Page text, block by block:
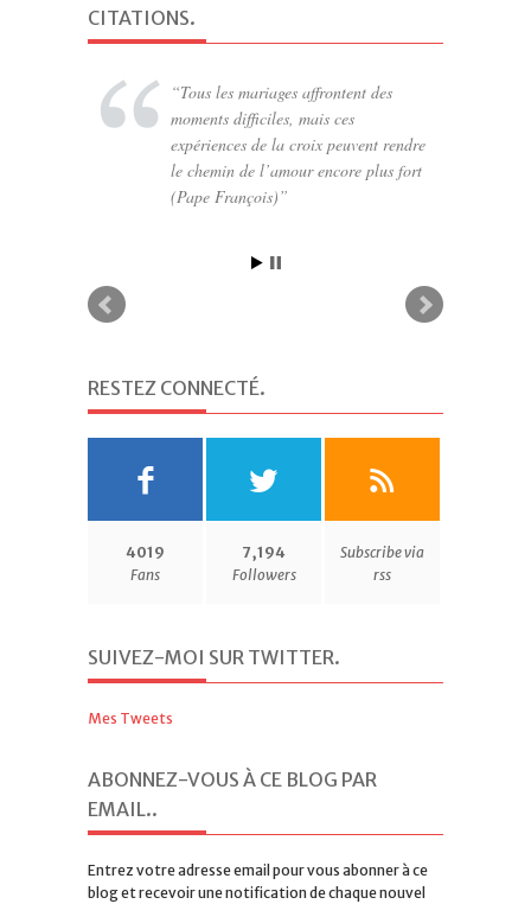
CITATIONS.
Tous les mariages affrontent des
moments difficiles, mais ces
expériences de la croix peuvent rendre
le chemin de l’amour encore plus fort
(Pape François)
RESTEZ CONNECTÉ.
4019
Fans
7,194
Followers
Subscribe via
rss
SUIVEZ-MOI SUR TWITTER.
Mes Tweets
ABONNEZ-VOUS À CE BLOG PAR
EMAIL..
Entrez votre adresse email pour vous abonner à ce
blog et recevoir une notification de chaque nouvel